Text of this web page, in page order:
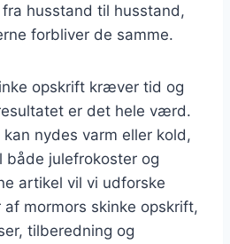
husstand til husstand,
forbliver de samme.
opskrift kræver tid og
er det hele værd.
nydes varm eller kold,
både julefrokoster og
artikel vil vi udforske
mormors skinke opskrift,
tilberedning og